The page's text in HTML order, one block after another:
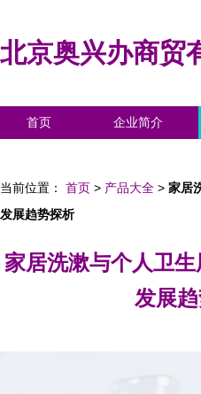
北京奥兴办商贸
首页 企业简介
当前位置： 首页 > 产品大全 > 家居
发展趋势探析
家居洗漱与个人卫
发展